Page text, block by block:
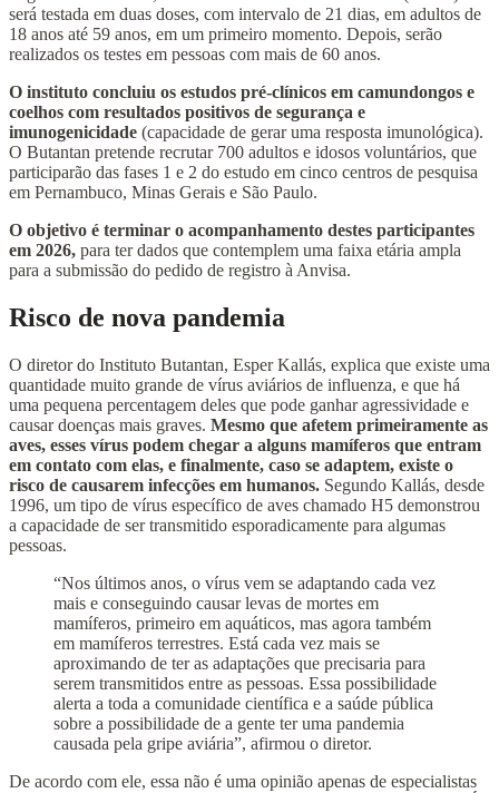
será testada em duas doses, com intervalo de 21 dias, em adultos de
18 anos até 59 anos, em um primeiro momento. Depois, serão
realizados os testes em pessoas com mais de 60 anos.
O instituto concluiu os estudos pré-clínicos em camundongos e
coelhos com resultados positivos de segurança e
imunogenicidade (capacidade de gerar uma resposta imunológica).
O Butantan pretende recrutar 700 adultos e idosos voluntários, que
participarão das fases 1 e 2 do estudo em cinco centros de pesquisa
em Pernambuco, Minas Gerais e São Paulo.
O objetivo é terminar o acompanhamento destes participantes
em 2026, para ter dados que contemplem uma faixa etária ampla
para a submissão do pedido de registro à Anvisa.
Risco de nova pandemia
O diretor do Instituto Butantan, Esper Kallás, explica que existe uma
quantidade muito grande de vírus aviários de influenza, e que há
uma pequena percentagem deles que pode ganhar agressividade e
causar doenças mais graves. Mesmo que afetem primeiramente as
aves, esses vírus podem chegar a alguns mamíferos que entram
em contato com elas, e finalmente, caso se adaptem, existe o
risco de causarem infecções em humanos. Segundo Kallás, desde
1996, um tipo de vírus específico de aves chamado H5 demonstrou
a capacidade de ser transmitido esporadicamente para algumas
pessoas.
“Nos últimos anos, o vírus vem se adaptando cada vez
mais e conseguindo causar levas de mortes em
mamíferos, primeiro em aquáticos, mas agora também
em mamíferos terrestres. Está cada vez mais se
aproximando de ter as adaptações que precisaria para
serem transmitidos entre as pessoas. Essa possibilidade
alerta a toda a comunidade científica e a saúde pública
sobre a possibilidade de a gente ter uma pandemia
causada pela gripe aviária”, afirmou o diretor.
De acordo com ele, essa não é uma opinião apenas de especialistas